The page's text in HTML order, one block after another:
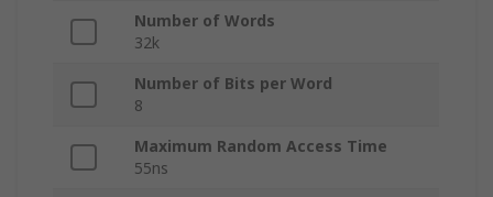
Number of Words
32k
Number of Bits per Word
8
Maximum Random Access Time
55ns